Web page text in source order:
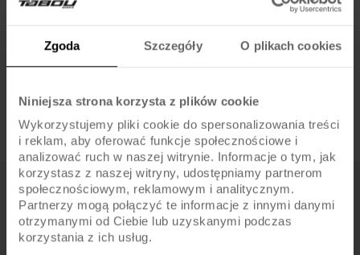
Zgoda Szczegóły O plikach cookies
Niniejsza strona korzysta z plików cookie
Wykorzystujemy pliki cookie do spersonalizowania treści
i reklam, aby oferować funkcje społecznościowe i
analizować ruch w naszej witrynie. Informacje o tym, jak
korzystasz z naszej witryny, udostępniamy partnerom
społecznościowym, reklamowym i analitycznym.
Partnerzy mogą połączyć te informacje z innymi danymi
otrzymanymi od Ciebie lub uzyskanymi podczas
korzystania z ich usług.
FIRMA
O nas
Archiwum rowerów